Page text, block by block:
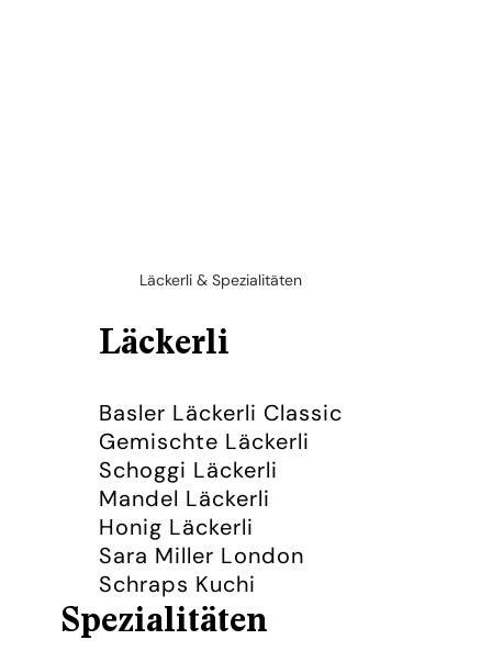
Läckerli & Spezialitäten
Läckerli
Basler Läckerli Classic
Gemischte Läckerli
Schoggi Läckerli
Mandel Läckerli
Honig Läckerli
Sara Miller London
Schraps Kuchi
Spezialitäten